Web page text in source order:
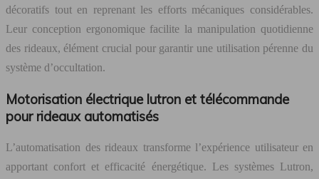
décoratifs tout en reprenant les efforts mécaniques considérables.
Leur conception ergonomique facilite la manipulation quotidienne
des rideaux, élément crucial pour garantir une utilisation pérenne du
système d’occultation.
Motorisation électrique lutron et télécommande
pour rideaux automatisés
L’automatisation des rideaux transforme l’expérience utilisateur en
apportant confort et efficacité énergétique. Les systèmes Lutron,